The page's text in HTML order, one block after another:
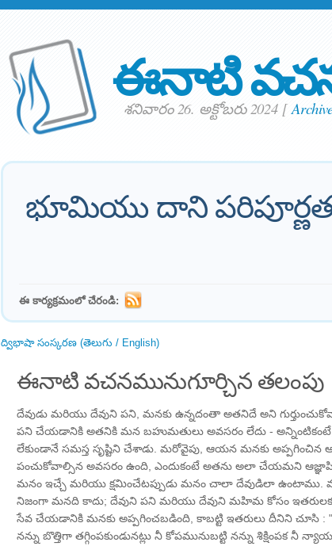
ఈనాటి
శనివారం 26. అక్టోబరు 2024 [
భూమియు దాని
ఈ కార్యక్రమంలో చేరండి:
ద్విభాషా సంస్కరణ (తెలుగు / English)
ఈనాటి వచనమునుగూర్చిన తలంపు
దేవుడు మరియు దేవుని పని, మనకు ఉన్నదంతా అతనిదే అని
పని చేయడానికి అతనికి మన బహుమతులు అవసరం లేదు -
లేకుండానే సమస్త సృష్టిని చేశాడు. మరోవైపు, ఆయన మనకు అప్పగించిన
పంచుకోవాల్సిన అవసరం ఉంది, ఎందుకంటే అతను అలా చేయమని
మనం ఇచ్చే మరియు క్షమించేటప్పుడు మనం చాలా దేవుడిలా ఉంటాము.
నిజంగా మనది కాదు; దేవుని పని మరియు దేవుని మహిమ కోసం
సేవ చేయడానికి మనకు అప్పగించబడింది, కాబట్టి ఇతరులు దీనిని
నన్ను బొత్తిగా తగ్గింపకుండునట్లు నీ కోపమునుబట్టి నన్ను శిక్షింపక నీ